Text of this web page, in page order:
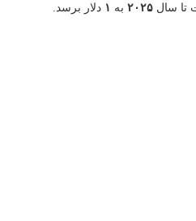
تا سال ۲۰۲۵ به دلار برسد.